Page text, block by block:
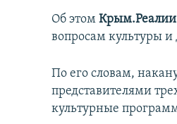
Об этомКрым.Реалии
вопросам культуры
По его словам,
представителями
культурные